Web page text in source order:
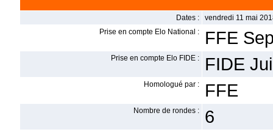
Dates :
vendredi 11 mai
Prise en compte Elo National :
FFE
Prise en compte Elo FIDE : FIDE
Homologué par : FFE
Nombre de rondes : 6